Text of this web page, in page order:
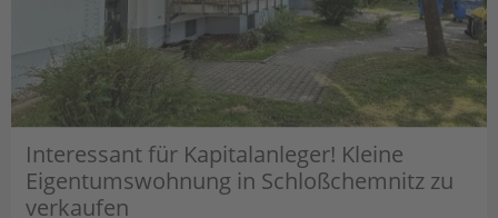
Interessant für Kapitalanleger! Kleine
Eigentumswohnung in Schloßchemnitz zu
verkaufen